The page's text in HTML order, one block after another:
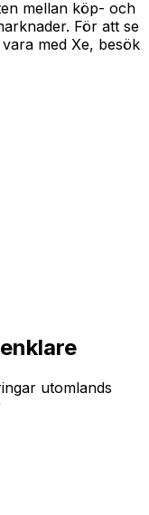
mellan köp- och
För att se
med Xe, besök
utomlands